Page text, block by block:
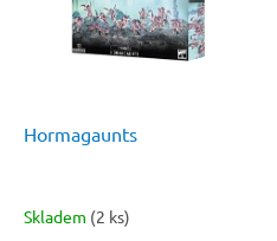
Hormagaunts
Skladem (2 ks)